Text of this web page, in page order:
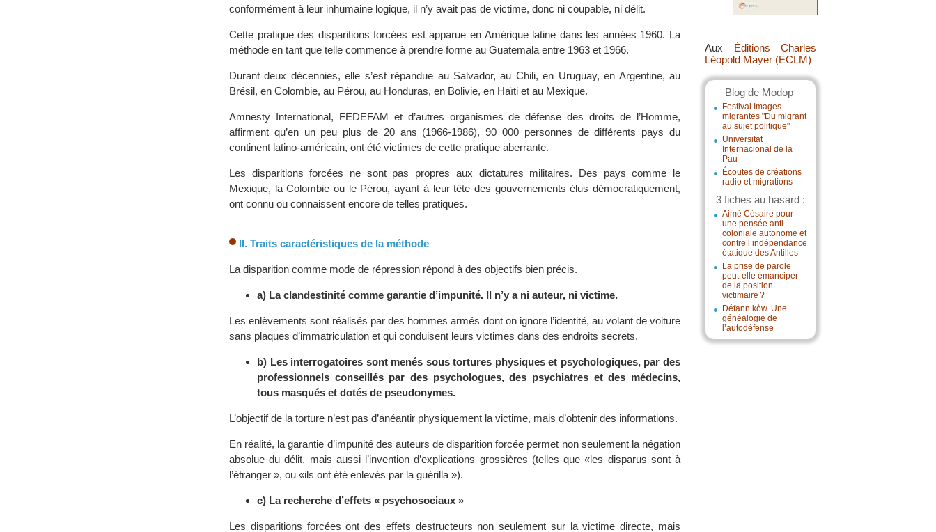
Aux Éditions Charles
Léopold Mayer (ECLM)
Blog de Modop
Festival Images
migrantes "Du migrant
au sujet politique"
Universitat
Internacional de la
Pau
Écoutes de créations
radio et migrations
3 fiches au hasard :
Aimé Césaire pour
une pensée anti-
coloniale autonome et
contre l’indépendance
étatique des Antilles
La prise de parole
peut-elle émanciper
de la position
victimaire ?
Défann kòw. Une
généalogie de
l’autodéfense
conformément à leur inhumaine logique, il n’y avait pas de victime, donc ni coupable, ni délit.
Cette pratique des disparitions forcées est apparue en Amérique latine dans les années 1960. La
méthode en tant que telle commence à prendre forme au Guatemala entre 1963 et 1966.
Durant deux décennies, elle s’est répandue au Salvador, au Chili, en Uruguay, en Argentine, au
Brésil, en Colombie, au Pérou, au Honduras, en Bolivie, en Haïti et au Mexique.
Amnesty International, FEDEFAM et d’autres organismes de défense des droits de l’Homme,
affirment qu’en un peu plus de 20 ans (1966-1986), 90 000 personnes de différents pays du
continent latino-américain, ont été victimes de cette pratique aberrante.
Les disparitions forcées ne sont pas propres aux dictatures militaires. Des pays comme le
Mexique, la Colombie ou le Pérou, ayant à leur tête des gouvernements élus démocratiquement,
ont connu ou connaissent encore de telles pratiques.
II. Traits caractéristiques de la méthode
La disparition comme mode de répression répond à des objectifs bien précis.
a) La clandestinité comme garantie d’impunité. Il n’y a ni auteur, ni victime.
Les enlèvements sont réalisés par des hommes armés dont on ignore l’identité, au volant de voiture
sans plaques d’immatriculation et qui conduisent leurs victimes dans des endroits secrets.
b) Les interrogatoires sont menés sous tortures physiques et psychologiques, par des
professionnels conseillés par des psychologues, des psychiatres et des médecins,
tous masqués et dotés de pseudonymes.
L’objectif de la torture n’est pas d’anéantir physiquement la victime, mais d’obtenir des informations.
En réalité, la garantie d’impunité des auteurs de disparition forcée permet non seulement la négation
absolue du délit, mais aussi l’invention d’explications grossières (telles que «les disparus sont à
l’étranger », ou «ils ont été enlevés par la guérilla »).
c) La recherche d’effets « psychosociaux »
Les disparitions forcées ont des effets destructeurs non seulement sur la victime directe, mais